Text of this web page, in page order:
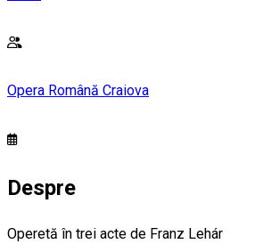
Opera Română Craiova
Despre
Operetă în trei acte de Franz Lehár